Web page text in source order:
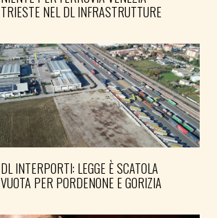
TRIESTE NEL DL INFRASTRUTTURE
DL INTERPORTI: LEGGE È SCATOLA
VUOTA PER PORDENONE E GORIZIA